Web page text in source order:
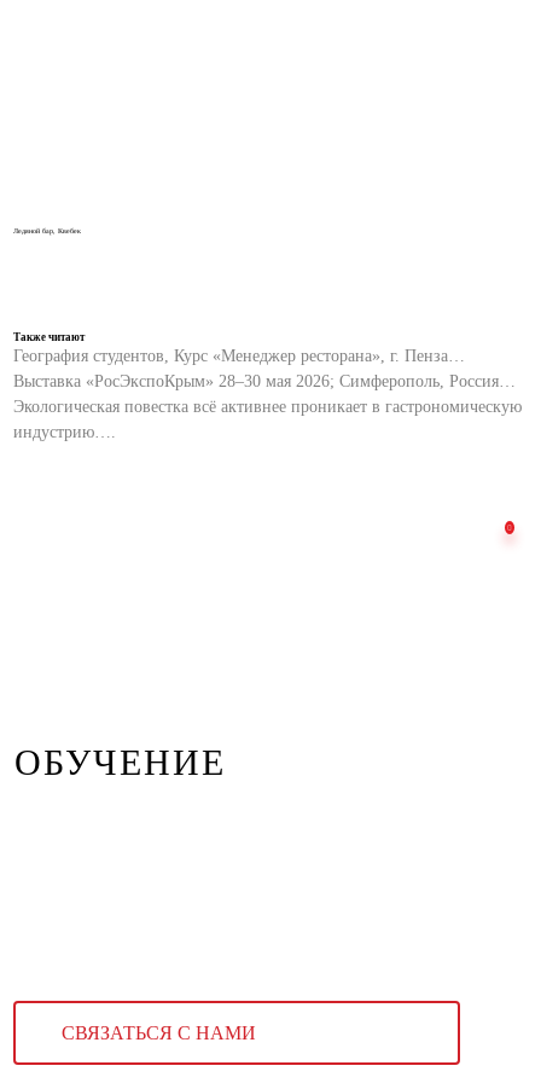
Ледяной бар, Квебек
Также читают
География студентов, Курс «Менеджер ресторана», г. Пенза…
Выставка «РосЭкспоКрым» 28–30 мая 2026; Симферополь, Россия…
Экологическая повестка всё активнее проникает в гастрономическую
индустрию….
ОБУЧЕНИЕ
СВЯЗАТЬСЯ С НАМИ